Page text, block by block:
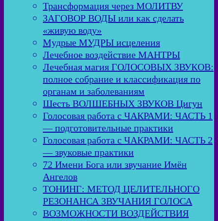
Трансформация через МОЛИТВУ
ЗАГОВОР ВОДЫ или как сделать
«живую воду»
Мудрые МУДРЫ исцеления
Лечебное воздействие МАНТРЫ
Лечебная магия ГОЛОСОВЫХ ЗВУКОВ:
полное собрание и классификация по
органам и заболеваниям
Шесть ВОЛШЕБНЫХ ЗВУКОВ Цигун
Голосовая работа с ЧАКРАМИ: ЧАСТЬ 1
— подготовительные практики
Голосовая работа с ЧАКРАМИ: ЧАСТЬ 2
— звуковые практики
72 Имени Бога или звучание Имён
Ангелов
ТОНИНГ: МЕТОД ЦЕЛИТЕЛЬНОГО
РЕЗОНАНСА ЗВУЧАНИЯ ГОЛОСА
ВОЗМОЖНОСТИ ВОЗДЕЙСТВИЯ